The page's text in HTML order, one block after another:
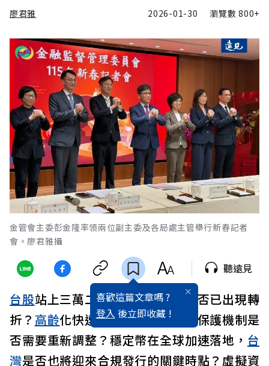
廖君雅 2026-01-30 瀏覽數800+
金管會主委彭金隆率領兩位副主委及各局處主管舉行新春記者
會。廖君雅攝
喜歡這篇文章嗎 ?
登入 後立即收藏 !
聽遠見
台股站上三萬二千點，市場定位是否已出現轉
折？ 高齡化快速推進，金融服務的保護機制是
否需要重新調整？穩定幣在全球加速落地， 台
灣是否也將迎來合規發行的關鍵時點？虛擬資